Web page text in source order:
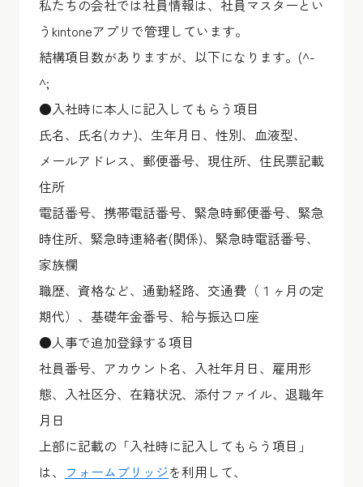
私たちの会社では社員情報は、社員マスターとい
うkintoneアプリで管理しています。
結構項目数がありますが、以下になります。(^-
^;
●入社時に本人に記入してもらう項目
氏名、氏名(カナ)、生年月日、性別、血液型、
メールアドレス、郵便番号、現住所、住民票記載
住所
電話番号、携帯電話番号、緊急時郵便番号、緊急
時住所、緊急時連絡者(関係)、緊急時電話番号、
家族欄
職歴、資格など、通勤経路、交通費（１ヶ月の定
期代）、基礎年金番号、給与振込口座
●人事で追加登録する項目
社員番号、アカウント名、入社年月日、雇用形
態、入社区分、在籍状況、添付ファイル、退職年
月日
上部に記載の「入社時に記入してもらう項目」
は、 フォームブリッジを利用して、